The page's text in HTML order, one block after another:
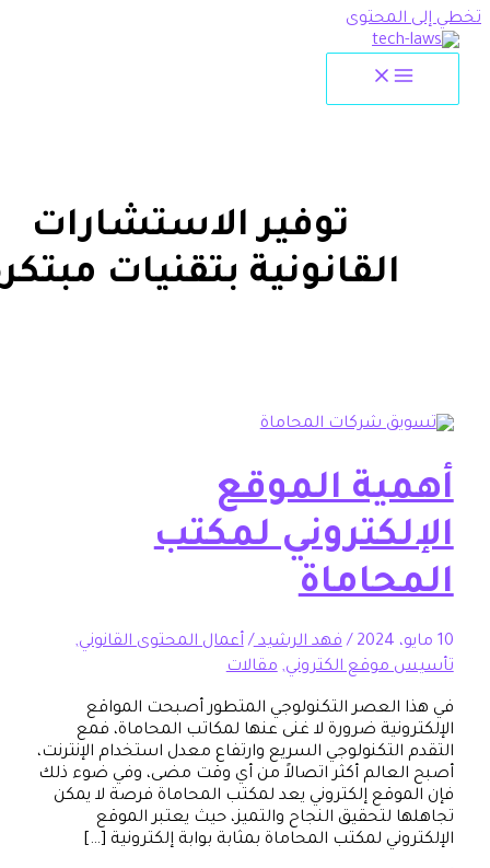
توفير الاستشارات
القانونية بتقنيات مبتكرة
الموقع
لمكتب
/فهد الرشيد/أعمال المحتوى القانوني,
الكتروني,مقالات
التكنولوجي المتطور أصبحت المواقع
ضرورة لا غنى عنها لمكاتب المحاماة، فمع
السريع وارتفاع معدل استخدام الإنترنت،
أكثر اتصالاً من أي وقت مضى، وفي ضوء ذلك
إلكتروني يعد لمكتب المحاماة فرصة لا يمكن
لتحقيق النجاح والتميز، حيث يعتبر الموقع
لمكتب المحاماة بمثابة بوابة إلكترونية […]